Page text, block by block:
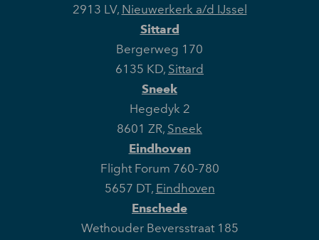
2913 LV, Nieuwerkerk a/d IJssel
Sittard
Bergerweg 170
6135 KD, Sittard
Sneek
Hegedyk 2
8601 ZR, Sneek
Eindhoven
Flight Forum 760-780
5657 DT, Eindhoven
Enschede
Wethouder Beversstraat 185